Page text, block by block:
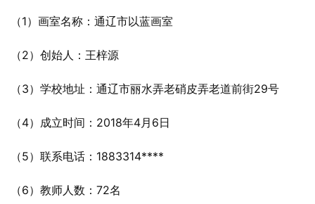
（1）画室名称：通辽市以蓝画室
（2）创始人：王梓源
（3）学校地址：通辽市丽水弄老硝皮弄老道前街29号
（4）成立时间：2018年4月6日
（5）联系电话：1883314****
（6）教师人数：72名